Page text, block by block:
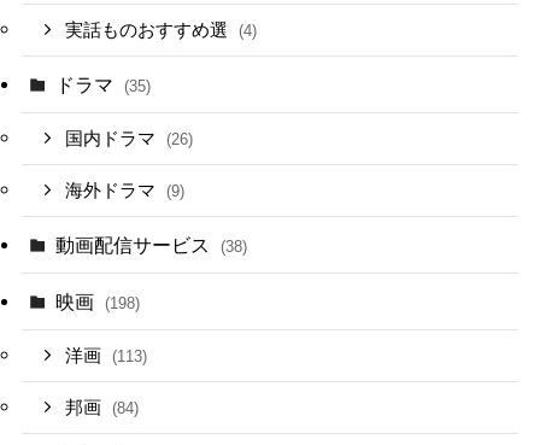
実話ものおすすめ選 (4)
ドラマ (35)
国内ドラマ (26)
海外ドラマ (9)
動画配信サービス (38)
映画 (198)
洋画 (113)
邦画 (84)